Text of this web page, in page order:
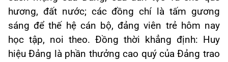
hương, đất nước; các đồng chí là tấm gương
sáng để thế hệ cán bộ, đảng viên trẻ hôm nay
học tập, noi theo. Đồng thời khẳng định: Huy
hiệu Đảng là phần thưởng cao quý của Đảng trao